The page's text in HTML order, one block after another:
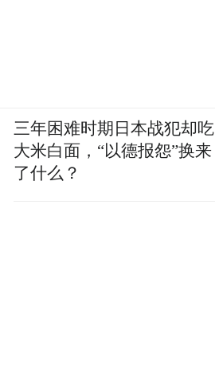
三年困难时期日本战犯却吃
大米白面，“以德报怨”换来
了什么？